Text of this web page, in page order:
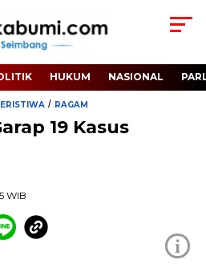
HUKUM NASIONAL
/ RAGAM
19 Kasus
WIB
i